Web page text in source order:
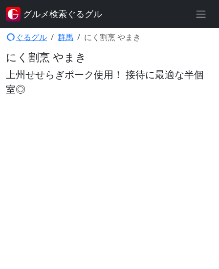
ぐるグル 群馬 にく割烹 やまき
にく割烹 やまき
上州せせらぎポーク使用！ 接待に最適な半個
室◎
グルメ検索ぐるグル